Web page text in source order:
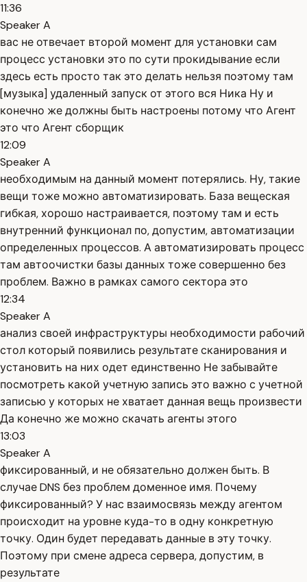
11:36
Speaker A
вас не отвечает второй момент для установки сам
процесс установки это по сути прокидывание если
здесь есть просто так это делать нельзя поэтому там
[музыка] удаленный запуск от этого вся Ника Ну и
конечно же должны быть настроены потому что Агент
это что Агент сборщик
12:09
Speaker A
необходимым на данный момент потерялись. Ну, такие
вещи тоже можно автоматизировать. База вещеская
гибкая, хорошо настраивается, поэтому там и есть
внутренний функционал по, допустим, автоматизации
определенных процессов. А автоматизировать процесс
там автоочистки базы данных тоже совершенно без
проблем. Важно в рамках самого сектора это
12:34
Speaker A
анализ своей инфраструктуры необходимости рабочий
стол который появились результате сканирования и
установить на них одет единственно Не забывайте
посмотреть какой учетную запись это важно с учетной
записью у которых не хватает данная вещь произвести
Да конечно же можно скачать агенты этого
13:03
Speaker A
фиксированный, и не обязательно должен быть. В
случае DNS без проблем доменное имя. Почему
фиксированный? У нас взаимосвязь между агентом
происходит на уровне куда-то в одну конкретную
точку. Один будет передавать данные в эту точку.
Поэтому при смене адреса сервера, допустим, в
результате